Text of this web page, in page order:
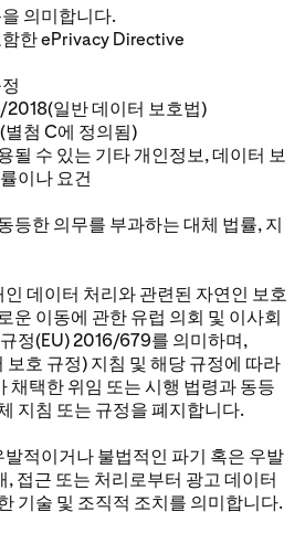
의미합니다.
한 ePrivacy Directive
2018(일반 데이터 보호법)
첨 C에 정의됨)
될 수 있는 기타 개인정보, 데이터 보
이나 요건
등한 의무를 부과하는 대체 법률, 지
인 데이터 처리와 관련된 자연인 보호
운 이동에 관한 유럽 의회 및 이사회
정(EU) 2016/679를 의미하며,
호 규정) 지침 및 해당 규정에 따라
채택한 위임 또는 시행 법령과 동등
지침 또는 규정을 폐지합니다.
발적이거나 불법적인 파기 혹은 우발
, 접근 또는 처리로부터 광고 데이터
기술 및 조직적 조치를 의미합니다.